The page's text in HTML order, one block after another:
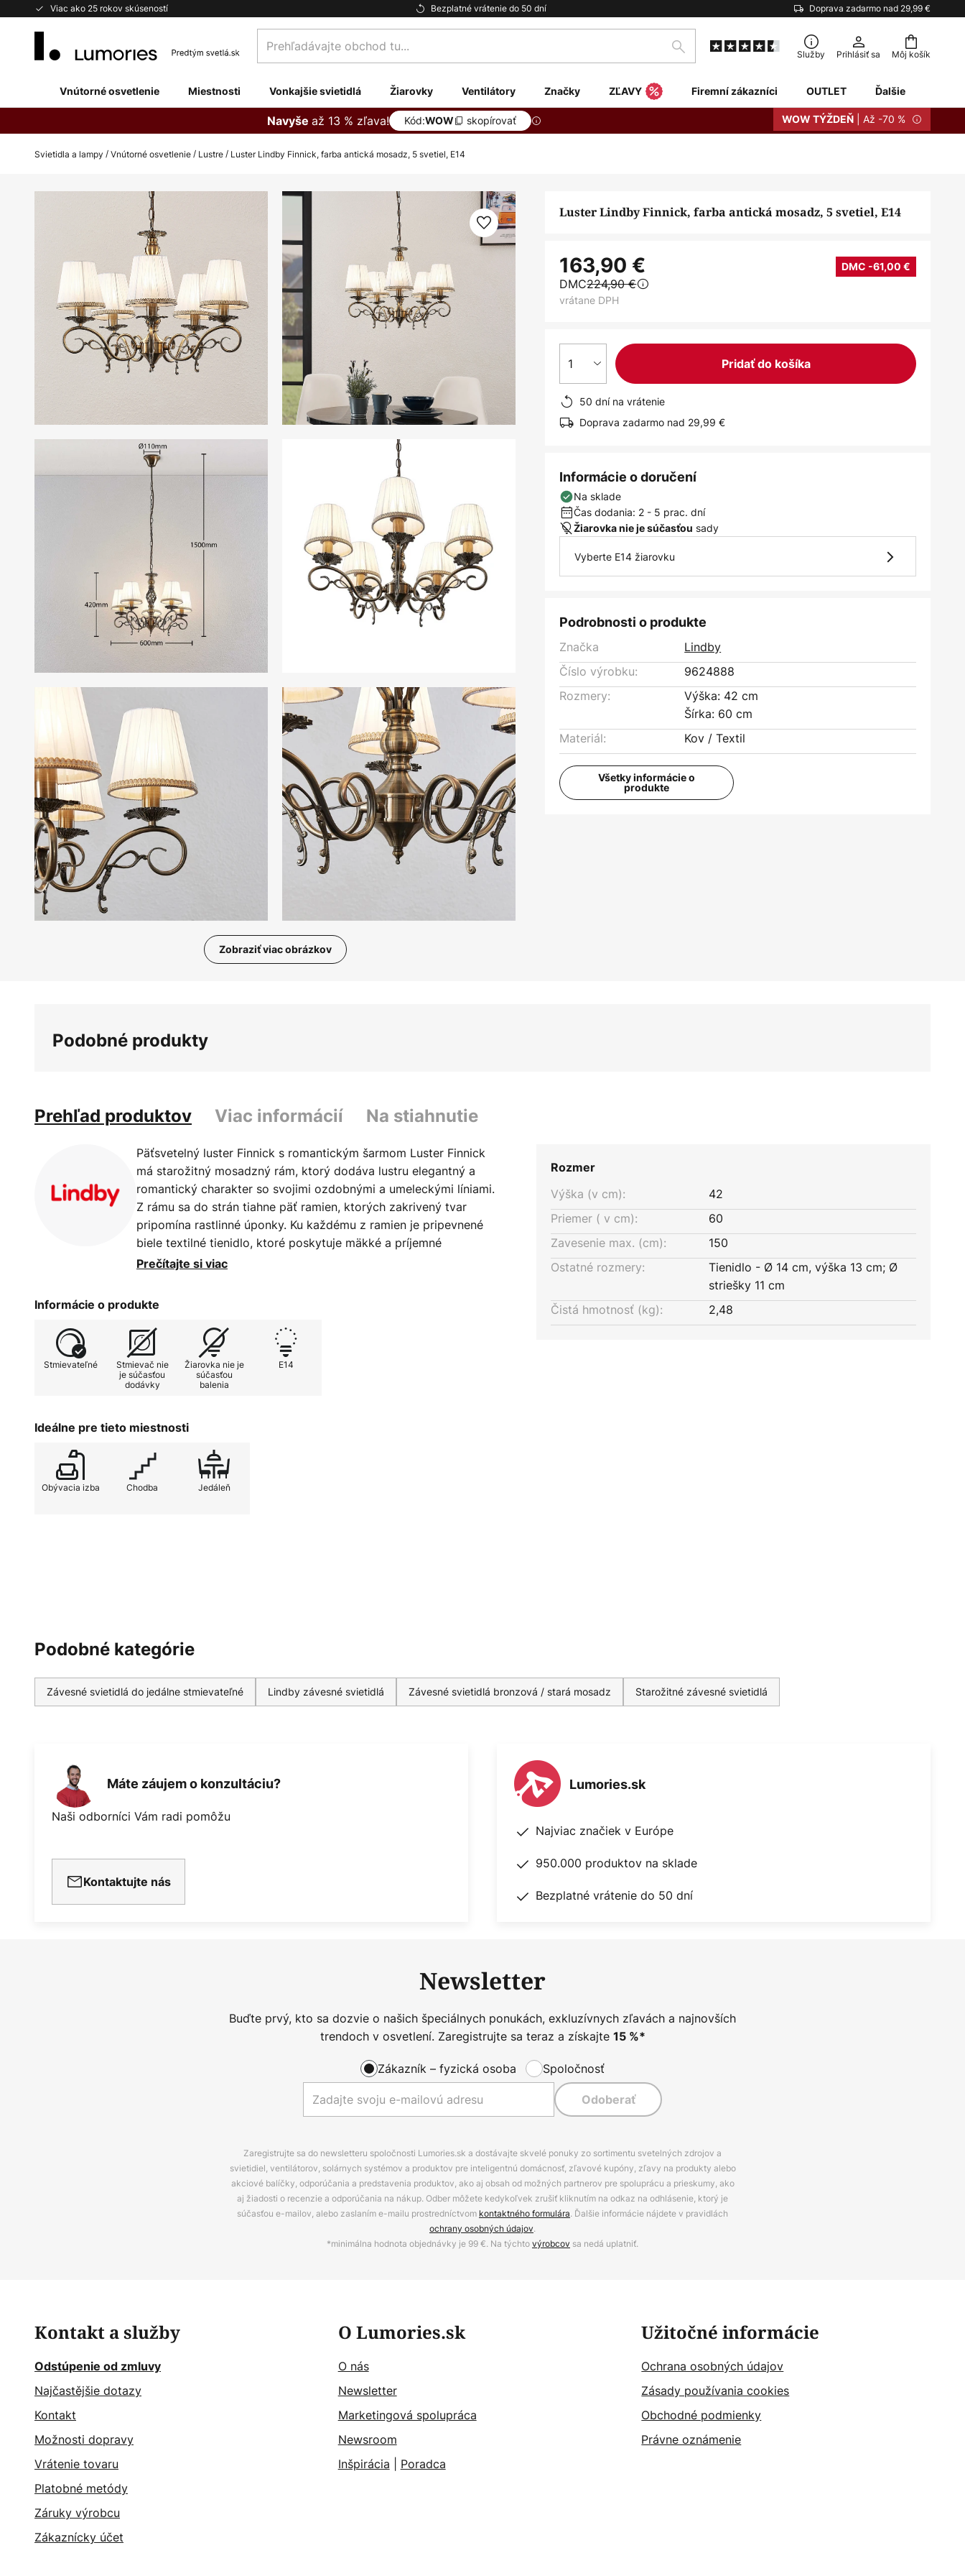
Viac ako 25 rokov skúseností Bezplatné vrátenie do 50 dní Doprava zadarmo nad 29,99 €
Skip
Môj košík
Prehľadávajte
obchod
Hľadať Služby Prihlásiť sa
Vnútorné osvetlenie Miestnosti Vonkajšie svietidlá Žiarovky Ventilátory Značky ZĽAVY Firemní zákazníci OUTLET Ďalšie
Navyše až 13 % zľava! Kód:WOW skopírovať WOW TÝŽDEŇ | Až -70 %
Svietidla a lampy Vnútorné osvetlenie Lustre Luster Lindby Finnick, farba antická mosadz, 5 svetiel, E14
obrázkov
Zobraziť viac obrázkov
obrázkov
Luster Lindby Finnick, farba antická mosadz, 5 svetiel, E14
163,90 € DMC -61,00 €
DMC224,90 €
vrátane DPH
1 Pridať do košíka
50 dní na vrátenie
Doprava zadarmo nad 29,99 €
Informácie o doručení
Na sklade
Čas dodania: 2 - 5 prac. dní
Žiarovka nie je súčasťou sady
Vyberte E14 žiarovku
Podrobnosti o produkte
Značka
Lindby
Číslo výrobku:
9624888
Rozmery:
Výška: 42 cm
Šírka: 60 cm
Materiál:
Kov / Textil
Všetky informácie o
produkte
Podobné produkty
Prehľad produktov Viac informácií Na stiahnutie
Päťsvetelný luster Finnick s romantickým šarmom Luster Finnick
má starožitný mosadzný rám, ktorý dodáva lustru elegantný a
romantický charakter so svojimi ozdobnými a umeleckými líniami.
Z rámu sa do strán tiahne päť ramien, ktorých zakrivený tvar
pripomína rastlinné úponky. Ku každému z ramien je pripevnené
biele textilné tienidlo, ktoré poskytuje mäkké a príjemné
rozloženie svetla. Finnick sa mimoriadne dobre vyníma nad
štýlovú atmosféru.
Prečítajte si viac
Informácie o produkte
Stmievateľné
Stmievač nie
je súčasťou
dodávky
Žiarovka nie je
súčasťou
balenia
E14
Ideálne pre tieto miestnosti
Obývacia izba Chodba Jedáleň
Rozmer
Výška (v cm):
42
Priemer ( v cm):
60
Zavesenie max. (cm):
150
Ostatné rozmery:
Tienidlo - Ø 14 cm, výška 13 cm; Ø
striešky 11 cm
Čistá hmotnosť (kg):
2,48
Podobné kategórie
Závesné svietidlá do jedálne stmievateľné Lindby závesné svietidlá Závesné svietidlá bronzová / stará mosadz Starožitné závesné svietidlá
Máte záujem o konzultáciu?
Naši odborníci Vám radi pomôžu
Kontaktujte nás
Lumories.sk
Najviac značiek v Európe
950.000 produktov na sklade
Bezplatné vrátenie do 50 dní
Newsletter
Buďte prvý, kto sa dozvie o našich špeciálnych ponukách, exkluzívnych zľavách a najnovších
trendoch v osvetlení. Zaregistrujte sa teraz a získajte 15%*
Zákazník – fyzická osoba Spoločnosť
Odoberať
Zaregistrujte sa do newsletteru spoločnosti Lumories.sk a dostávajte skvelé ponuky zo sortimentu svetelných zdrojov a
svietidiel, ventilátorov, solárnych systémov a produktov pre inteligentnú domácnosť, zľavové kupóny, zľavy na produkty alebo
akciové balíčky, odporúčania a predstavenia produktov, ako aj obsah od možných partnerov pre spoluprácu a prieskumy, ako
aj žiadosti o recenzie a odporúčania na nákup. Odber môžete kedykoľvek zrušiť kliknutím na odkaz na odhlásenie, ktorý je
súčasťou e-mailov, alebo zaslaním e-mailu prostredníctvom kontaktného formulára. Ďalšie informácie nájdete v pravidlách
ochrany osobných údajov.
*minimálna hodnota objednávky je 99 €. Na týchtovýrobcov sa nedá uplatniť.
Kontakt a služby
Odstúpenie od zmluvy
Najčastějšie dotazy
Kontakt
Možnosti dopravy
Vrátenie tovaru
Platobné metódy
Záruky výrobcu
Zákaznícky účet
O Lumories.sk
O nás
Newsletter
Marketingová spolupráca
Newsroom
Inšpirácia
Poradca
Užitočné informácie
Ochrana osobných údajov
Zásady používania cookies
Obchodné podmienky
Právne oznámenie